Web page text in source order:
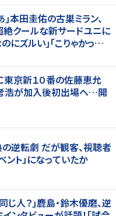
｣本田圭佑の古巣ミラン、
クールな新サードユニに
にズルい｣｢こりゃかっけ
東京新１０番の佐藤恵允
浩が加入後初出場へ…開
逆転劇 だが観客、視聴者
ント」になっていたか
じ人？｣鹿島・鈴木優磨、逆